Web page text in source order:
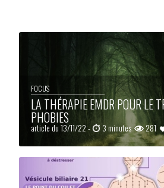
FOCUS
LA THÉRAPIE EMDR POUR LE
PHOBIES
article du 13/11/22 - 3 minutes 281